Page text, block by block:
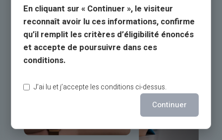
En cliquant sur « Continuer », le visiteur
reconnaît avoir lu ces informations, confirme
qu’il remplit les critères d’éligibilité énoncés
et accepte de poursuivre dans ces
conditions.
J’ai lu et j’accepte les conditions ci-dessus.
Continuer